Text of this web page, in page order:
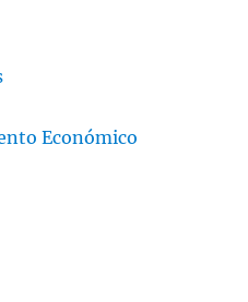
Económico